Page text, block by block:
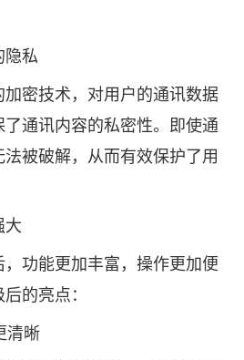
隐私
密技术，对用户的通讯数据
通讯内容的私密性。即使通
被破解，从而有效保护了用
大
功能更加丰富，操作更加便
的亮点：
清晰